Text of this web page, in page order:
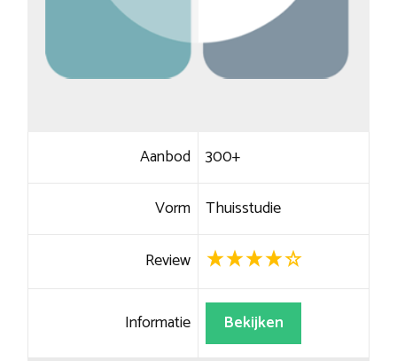
Aanbod 300+
Vorm Thuisstudie
Review
Informatie Bekijken